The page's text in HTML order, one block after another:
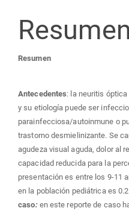
Resumen
Resumen
Antecedentes: la neuritis
y su etiología puede ser
parainfecciosa/autoinmune o
trastorno desmielinizante. Se
agudeza visual aguda, dolor al
capacidad reducida para la
presentación es entre los 9-11
en la población pediátrica es
caso: en este reporte de caso